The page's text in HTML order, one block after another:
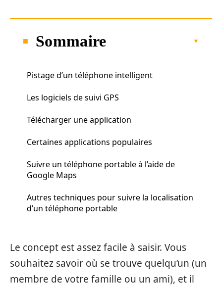
Sommaire
Pistage d’un téléphone intelligent
Les logiciels de suivi GPS
Télécharger une application
Certaines applications populaires
Suivre un téléphone portable à l’aide de
Google Maps
Autres techniques pour suivre la localisation
d’un téléphone portable
Le concept est assez facile à saisir. Vous
souhaitez savoir où se trouve quelqu’un (un
membre de votre famille ou un ami), et il